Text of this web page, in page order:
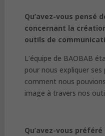
Qu’avez-vous pensé
concernant la
outils de
L’équipe de BAOBAB
pour nous expliquer
comment nous
image à travers nos
Qu’avez-vous